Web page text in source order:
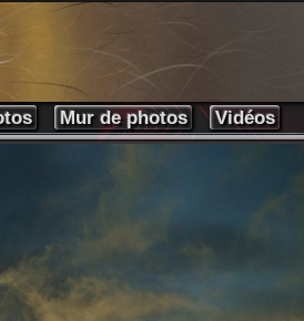
Mur de photos Vidéos